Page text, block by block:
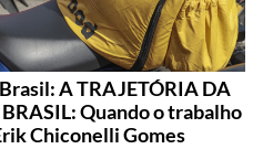
A TRAJETÓRIA DA
Quando o trabalho
Chiconelli Gomes